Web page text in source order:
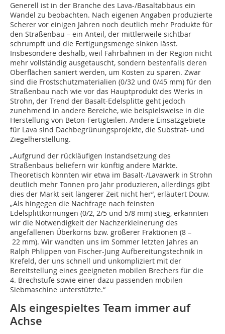
Generell ist in der Branche des Lava-/Basaltabbaus ein
Wandel zu beobachten. Nach eigenen Angaben produzierte
Scherer vor einigen Jahren noch deutlich mehr Produkte für
den Straßenbau – ein Anteil, der mittlerweile sichtbar
schrumpft und die Fertigungsmenge sinken lässt.
Insbesondere deshalb, weil Fahrbahnen in der Region nicht
mehr vollständig ausgetauscht, sondern bestenfalls deren
Oberflächen saniert werden, um Kosten zu sparen. Zwar
sind die Frostschutzmaterialien (0/32 und 0/45 mm) für den
Straßenbau nach wie vor das Hauptprodukt des Werks in
Strohn, der Trend der Basalt-Edelsplitte geht jedoch
zunehmend in andere Bereiche, wie beispielsweise in die
Herstellung von Beton-Fertigteilen. Andere Einsatzgebiete
für Lava sind Dachbegrünungsprojekte, die Substrat- und
Ziegelherstellung.
„Aufgrund der rückläufigen Instandsetzung des
Straßenbaus beliefern wir künftig andere Märkte.
Theoretisch könnten wir etwa im Basalt-/Lavawerk in Strohn
deutlich mehr Tonnen pro Jahr produzieren, allerdings gibt
dies der Markt seit längerer Zeit nicht her“, erläutert Douw.
„Als hingegen die Nachfrage nach feinsten
Edelsplittkörnungen (0/2, 2/5 und 5/8 mm) stieg, erkannten
wir die Notwendigkeit der Nachzerkleinerung des
angefallenen Überkorns bzw. größerer Fraktionen (8 –
22 mm). Wir wandten uns im Sommer letzten Jahres an
Ralph Phlippen von Fischer-Jung Aufbereitungstechnik in
Krefeld, der uns schnell und unkompliziert mit der
Bereitstellung eines geeigneten mobilen Brechers für die
4. Brechstufe sowie einer dazu passenden mobilen
Siebmaschine unterstützte.“
Als eingespieltes Team immer auf
Achse